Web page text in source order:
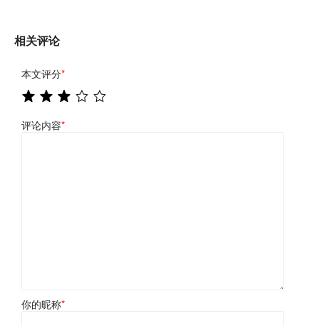
相关评论
本文评分*
评论内容*
你的昵称*